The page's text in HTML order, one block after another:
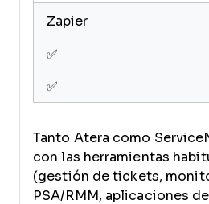
Zapier
✅
✅
Tanto Atera como
con las herramientas
(gestión de tickets,
PSA/RMM, aplicaciones